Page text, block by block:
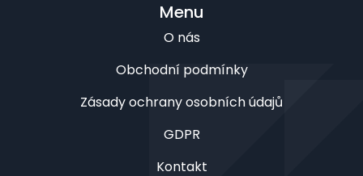
Menu
O nás
Obchodní podmínky
Zásady ochrany osobních údajů
GDPR
Kontakt